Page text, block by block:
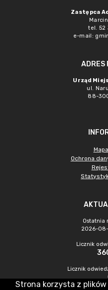
Zastępca
tel. 52
e-mail:
ADRES
Urząd
ul.
88-
Ochrona
Ostatnia
2026-
Licznik
Licznik
1
Strona korzysta z